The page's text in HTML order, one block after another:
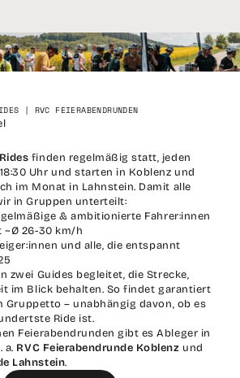
| RVC FEIERABENDRUNDEN
finden regelmäßig statt, jeden
Uhr und starten in Koblenz und
im Monat in Lahnstein. Damit alle
in Gruppen unterteilt:
& ambitionierte Fahrer:innen
~Ø 26-30 km/h
und alle, die entspannt
zwei Guides begleitet, die Strecke,
im Blick behalten. So findet garantiert
Gruppetto – unabhängig davon, ob es
Ride ist.
Feierabendrunden gibt es Ableger in
a. RVC Feierabendrunde Koblenz und
Lahnstein.